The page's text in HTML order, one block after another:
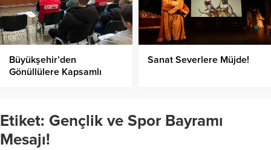
Büyükşehir’den
Gönüllülere Kapsamlı
Sanat Severlere Müjde!
Etiket: Gençlik ve Spor Bayramı
Mesajı!